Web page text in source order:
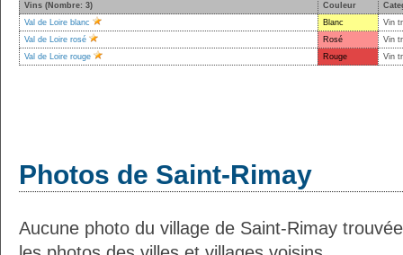
Vins (Nombre: 3) Couleur
Val de Loire blanc
Blanc
Vin
Val de Loire rosé
Rosé
Vin
Val de Loire rouge
Rouge Vin
Photos de Saint-Rimay
Aucune photo du village de Saint-Rimay